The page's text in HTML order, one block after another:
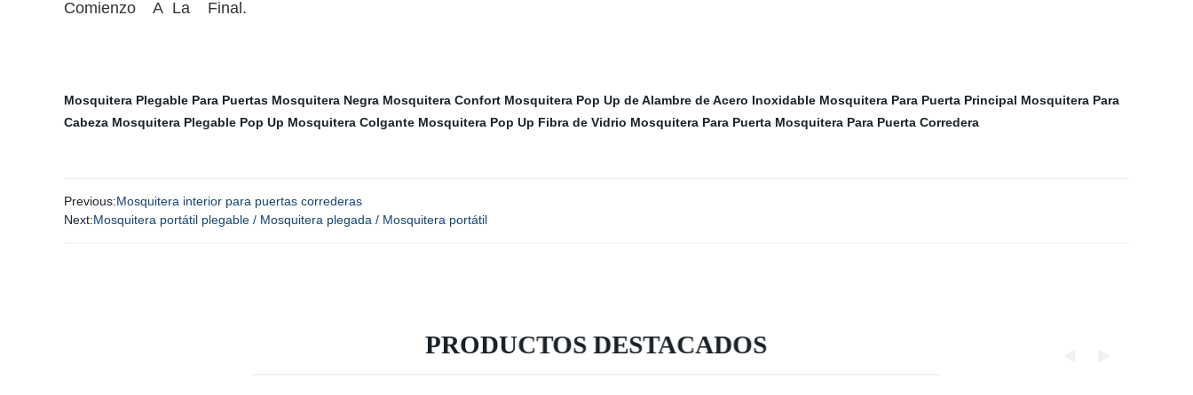
Comienzo A La Final.
Mosquitera Plegable Para Puertas Mosquitera Negra Mosquitera Confort Mosquitera Pop Up de Alambre de Acero Inoxidable Mosquitera Para Puerta Principal Mosquitera Para
Cabeza Mosquitera Plegable Pop Up Mosquitera Colgante Mosquitera Pop Up Fibra de Vidrio Mosquitera Para Puerta Mosquitera Para Puerta Corredera
Previous:Mosquitera interior para puertas correderas
Next:Mosquitera portátil plegable / Mosquitera plegada / Mosquitera portátil
PRODUCTOS DESTACADOS